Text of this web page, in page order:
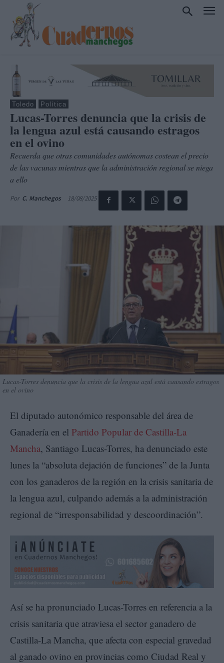
Toledo Política
Lucas-Torres denuncia que la crisis de
la lengua azul está causando estragos
en el ovino
Recuerda que otras comunidades autónomas costean el precio
de las vacunas mientras que la administración regional se niega
a ello
Por C. Manchegos 18/08/2025
Lucas-Torres denuncia que la crisis de la lengua azul está causando estragos
en el ovino
El diputado autonómico responsable del área de
Ganadería en el Partido Popular de Castilla-La
Mancha, Santiago Lucas-Torres, ha denunciado este
lunes la “absoluta dejación de funciones” de la Junta
con los ganaderos de la región en la crisis sanitaria de
la lengua azul, culpando además a la administración
regional de “irresponsabilidad y descoordinación”.
Así se ha pronunciado Lucas-Torres en referencia a la
crisis sanitaria que atraviesa el sector ganadero de
Castilla-La Mancha, que afecta con especial gravedad
al ganado ovino en provincias como Ciudad Real y